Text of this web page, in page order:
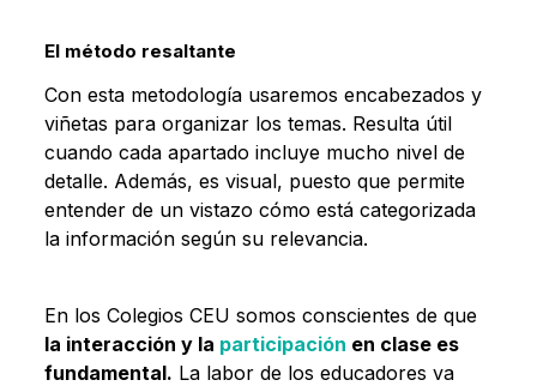
El método resaltante
Con esta metodología usaremos encabezados y
viñetas para organizar los temas. Resulta útil
cuando cada apartado incluye mucho nivel de
detalle. Además, es visual, puesto que permite
entender de un vistazo cómo está categorizada
la información según su relevancia.
En los Colegios CEU somos conscientes de que
la interacción y la participación en clase es
fundamental. La labor de los educadores va